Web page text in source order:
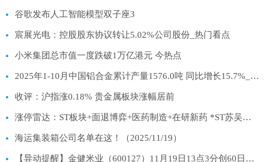
谷歌发布人工智能模型双子座3
宸展光电：控股股东协议转让5.02%公司股份_热门看点
小米集团总市值一度跌破1万亿港元 今热点
2025年1-10月中国铝合金累计产量1576.0吨 同比增长15.7%_视讯
收评：沪指涨0.18% 贵金属板块涨幅居前
涨停雷达：ST板块+面退博弈+医药制造+在研新药 *ST苏吴触及涨停
海运集装箱公司名单在这！（2025/11/19）
【异动提醒】金健米业（600127）11月19日13点3分创60日新高|快消息